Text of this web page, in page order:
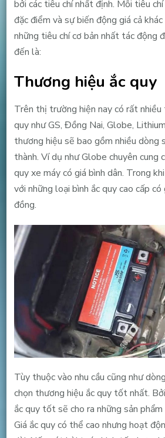
bởi các tiêu chí nhất định. Mỗi tiêu
đặc điểm và sự biến động giá cả
những tiêu chí cơ bản nhất tác động
đến là:
Thương hiệu ắc quy
Trên thị trường hiện nay có rất nhiều
quy như GS, Đồng Nai, Globe,
thương hiệu sẽ bao gồm nhiều dòng
thành. Ví dụ như Globe chuyên cung
quy xe máy có giá bình dân. Trong
với những loại bình ắc quy cao cấp
đồng.
Tùy thuộc vào nhu cầu cũng như
chọn thương hiệu ắc quy tốt nhất.
ắc quy tốt sẽ cho ra những sản
Giá ắc quy có thể cao nhưng hoạt